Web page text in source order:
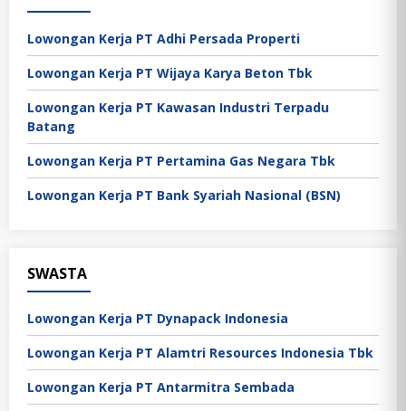
Lowongan Kerja PT Adhi Persada Properti
Lowongan Kerja PT Wijaya Karya Beton Tbk
Lowongan Kerja PT Kawasan Industri Terpadu
Batang
Lowongan Kerja PT Pertamina Gas Negara Tbk
Lowongan Kerja PT Bank Syariah Nasional (BSN)
SWASTA
Lowongan Kerja PT Dynapack Indonesia
Lowongan Kerja PT Alamtri Resources Indonesia Tbk
Lowongan Kerja PT Antarmitra Sembada